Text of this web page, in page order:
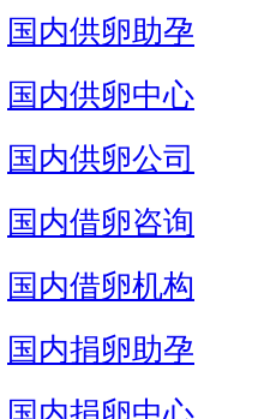
国内供卵助孕
国内供卵中心
国内供卵公司
国内借卵咨询
国内借卵机构
国内捐卵助孕